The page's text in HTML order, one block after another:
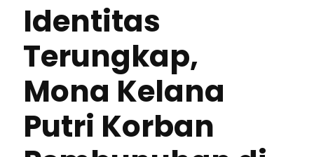
Identitas
Terungkap,
Mona Kelana
Putri Korban